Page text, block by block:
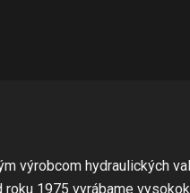
výrobcom hydraulických
roku 1975 vyrábame